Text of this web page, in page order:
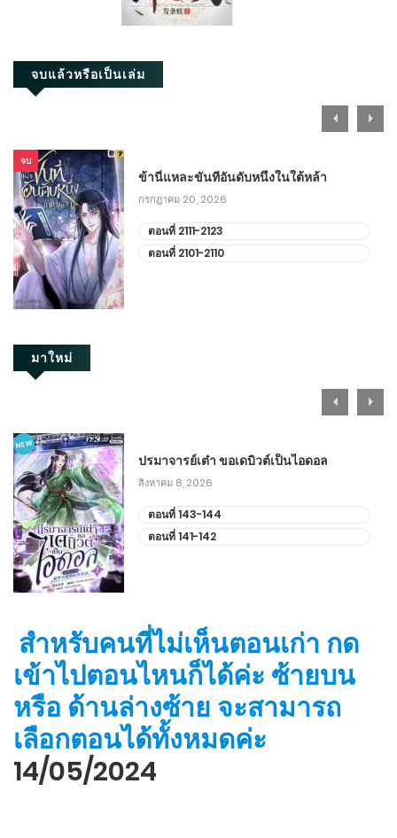
ตอนที่ 251-260
กรกฎาคม 1, 2024
มิถุนายน 20, 2024
ตอนที่ 231-240
มิถุนายน 10, 2024
ตอนที่ 221-230
พฤษภาคม 31, 2024
ตอนที่ 211-220
พฤษภาคม 10, 2024
ตอนที่ 191-200
เมษายน 30, 2024
ตอนที่ 181-190
ตอนที่ 171-180
เมษายน 20, 2024
ตอนที่ 161-170
เมษายน 10, 2024
ตอนที่ 151-160
จบแล้วหรือเป็นเล่ม
จบ
ข้านี่แหละขันทีอันดับหนึ่งในใต้หล้า
กรกฎาคม 20, 2026
ตอนที่ 2111-2123
ตอนที่ 2101-2110
มาใหม่
NEW
ปรมาจารย์เต๋า ขอเดบิวต์เป็นไอดอล
สิงหาคม 8, 2026
ตอนที่ 143-144
ตอนที่ 141-142
สำหรับคนที่ไม่เห็นตอนเก่า กด
เข้าไปตอนไหนก็ได้ค่ะ ซ้ายบน
หรือ ด้านล่างซ้าย จะสามารถ
เลือกตอนได้ทั้งหมดค่ะ
14/05/2024